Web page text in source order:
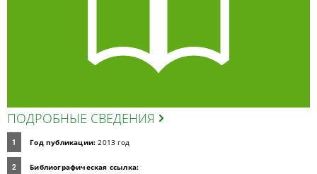
ПОДРОБНЫЕ СВЕДЕНИЯ
Год публикации: 2013 год
Библиографическая ссылка: